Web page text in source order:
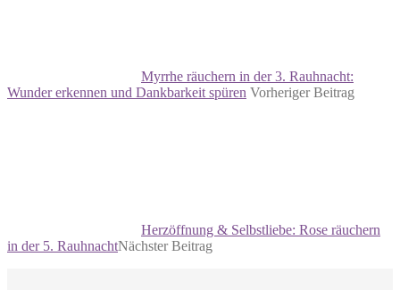
Myrrhe räuchern in der 3. Rauhnacht:
Wunder erkennen und Dankbarkeit spüren Vorheriger Beitrag
Herzöffnung & Selbstliebe: Rose räuchern
in der 5. RauhnachtNächster Beitrag